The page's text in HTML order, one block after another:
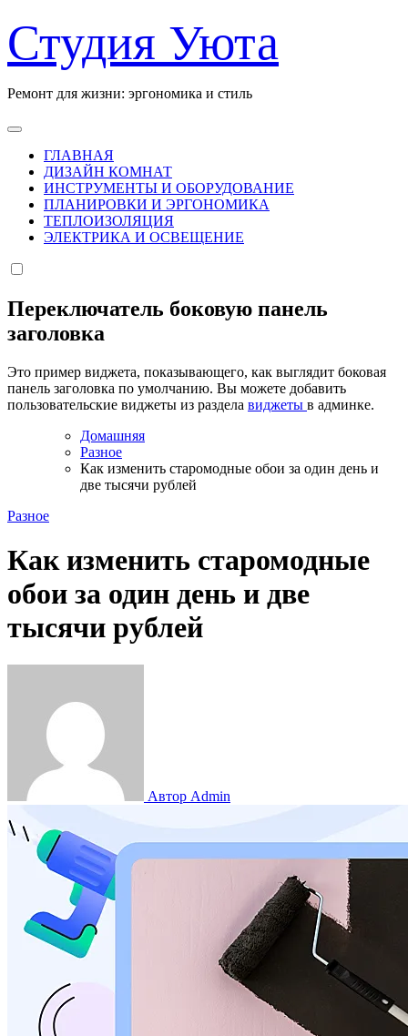
к
содержанию
Студия Уюта
Ремонт для жизни: эргономика и стиль
ГЛАВНАЯ
ДИЗАЙН КОМНАТ
ИНСТРУМЕНТЫ И ОБОРУДОВАНИЕ
ПЛАНИРОВКИ И ЭРГОНОМИКА
ТЕПЛОИЗОЛЯЦИЯ
ЭЛЕКТРИКА И ОСВЕЩЕНИЕ
Переключатель боковую панель
заголовка
Это пример виджета, показывающего, как выглядит боковая
панель заголовка по умолчанию. Вы можете добавить
пользовательские виджеты из раздела виджеты в админке.
Домашняя
Разное
Как изменить старомодные обои за один день и
две тысячи рублей
Разное
Как изменить старомодные
обои за один день и две
тысячи рублей
Автор Admin